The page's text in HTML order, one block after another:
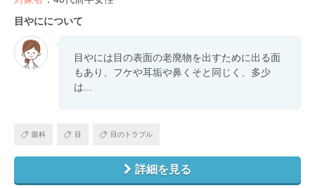
目やにについて
目やには目の表面の老廃物を出すために出る面
もあり、フケや耳垢や鼻くそと同じく、多少
は...
眼科 目 目のトラブル
詳細を見る